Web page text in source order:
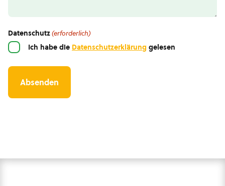
Datenschutz(erforderlich)
Ich habe die Datenschutzerklärung gelesen